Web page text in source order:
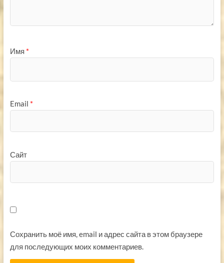
Имя *
Email *
Сайт
Сохранить моё имя, email и адрес сайта в этом браузере
для последующих моих комментариев.